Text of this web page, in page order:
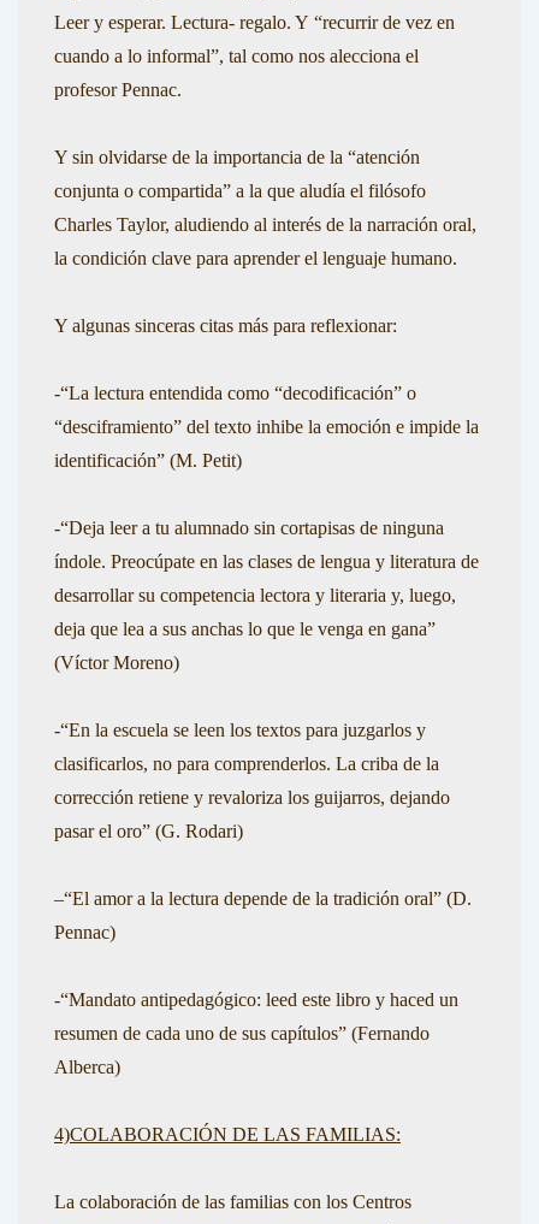
Leer y esperar. Lectura- regalo. Y “recurrir de vez en
cuando a lo informal”, tal como nos alecciona el
profesorPennac.
Y sin olvidarse de la importancia de la “atención
conjunta o compartida” a la que aludía el filósofo
Charles Taylor, aludiendo al interés de la narración oral,
la condición clave para aprender el lenguaje humano.
Y algunas sinceras citas más para reflexionar:
-“La lectura entendida como “decodificación” o
“desciframiento” del texto inhibe la emoción e impide la
identificación” (M. Petit)
-“Deja leer a tu alumnado sin cortapisas de ninguna
índole. Preocúpate en las clases de lengua y literatura de
desarrollar su competencia lectora y literaria y, luego,
deja que lea a sus anchas lo que le venga en gana”
(Víctor Moreno)
-“En la escuela se leen los textos para juzgarlos y
clasificarlos, no para comprenderlos. La criba de la
corrección retiene y revaloriza los guijarros, dejando
pasar el oro” (G. Rodari)
–“El amor a la lectura depende de la tradición oral” (D.
Pennac)
-“Mandato antipedagógico: leed este libro y haced un
resumen de cada uno de sus capítulos” (Fernando
Alberca)
4)COLABORACIÓN DE LAS FAMILIAS:
La colaboración de las familias con los Centros